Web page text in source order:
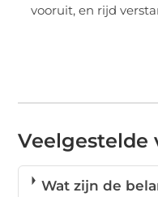
vooruit, en rijd
Veelgestelde
Wat zijn de